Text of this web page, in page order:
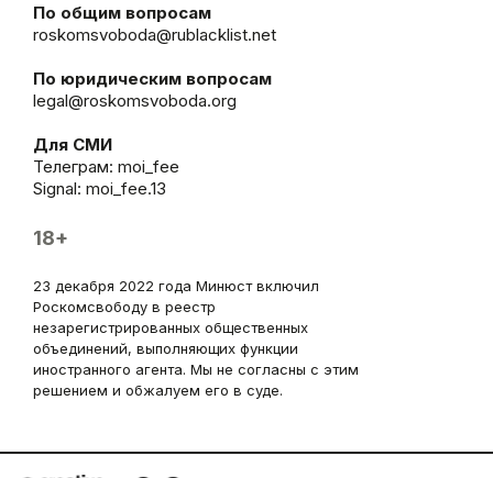
По общим вопросам
roskomsvoboda@rublacklist.net
По юридическим вопросам
legal@roskomsvoboda.org
Для СМИ
Телеграм: moi_fee
Signal: moi_fee.13
18+
23 декабря 2022 года Минюст включил
Роскомсвободу в реестр
незарегистрированных общественных
объединений, выполняющих функции
иностранного агента. Мы не согласны с этим
решением и обжалуем его в суде.